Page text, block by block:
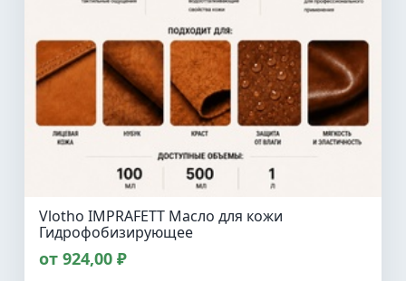
Vlotho IMPRAFETT Масло для кожи
Гидрофобизирующее
от 924,00 ₽